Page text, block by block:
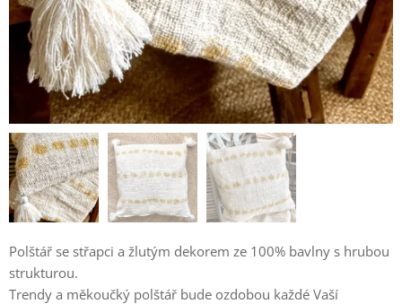
Polštář se střapci a žlutým dekorem ze 100% bavlny s hrubou
strukturou.
Trendy a měkoučký polštář bude ozdobou každé Vaší